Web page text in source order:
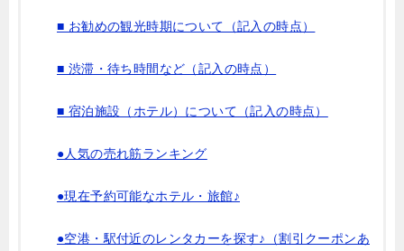
■ お勧めの観光時期について（記入の時点）
■ 渋滞・待ち時間など（記入の時点）
■ 宿泊施設（ホテル）について（記入の時点）
●人気の売れ筋ランキング
●現在予約可能なホテル・旅館♪
●空港・駅付近のレンタカーを探す♪（割引クーポンあ